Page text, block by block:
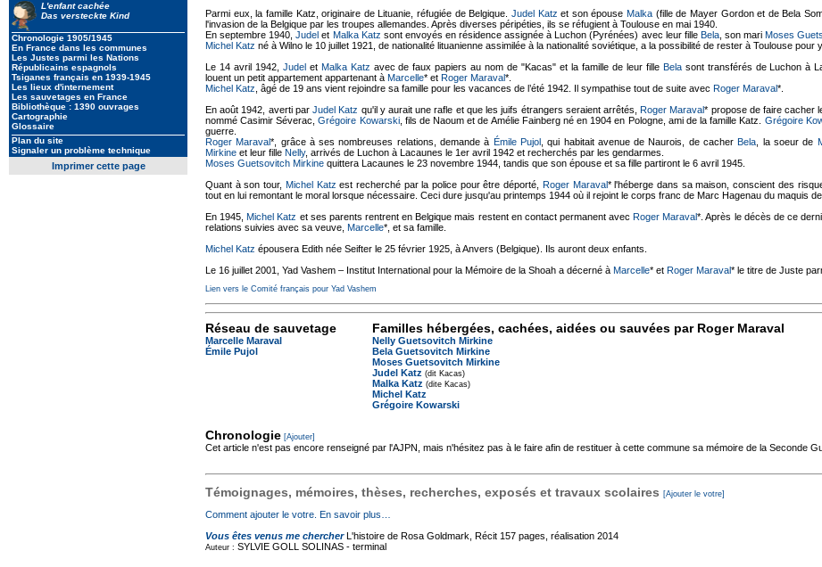
L'enfant cachée
Das versteckte Kind
Chronologie 1905/1945
En France dans les communes
Les Justes parmi les Nations
Républicains espagnols
Tsiganes français en 1939-1945
Les lieux d'internement
Les sauvetages en France
Bibliothèque : 1390 ouvrages
Cartographie
Glossaire
Plan du site
Signaler un problème technique
Imprimer cette page
Parmi eux, la famille Katz, originaire de Lituanie, réfugiée de Belgique. Judel Katz et son épouse Malka (fille de Mayer Gordon et de Bela
l'invasion de la Belgique par les troupes allemandes. Après diverses péripéties, ils se réfugient à Toulouse en mai 1940.
En septembre 1940,Judel et Malka Katz sont envoyés en résidence assignée à Luchon (Pyrénées) avec leur fille Bela, son mariMoses
Michel Katz né à Wilno le 10 juillet 1921, de nationalité lituanienne assimilée à la nationalité soviétique, a la possibilité de rester à Toulouse pour
Le 14 avril 1942, Judelet Malka Katz avec de faux papiers au nom de "Kacas" et la famille de leur fille Belasont transférés de Luchon à
louent un petit appartement appartenant à Marcelle* et Roger Maraval*.
Michel Katz , âgé de 19 ans vient rejoindre sa famille pour les vacances de l’été 1942. Il sympathise tout de suite avec Roger Maraval*.
En août 1942, averti parJudel Katz qu'il y aurait une rafle et que les juifs étrangers seraient arrêtés,Roger Maraval* propose de faire cacher
nommé Casimir Séverac,Grégoire Kowarski, fils de Naoum et de Amélie Fainberg né en 1904 en Pologne, ami de la famille Katz. Grégoire
guerre.
Roger Maraval*, grâce à ses nombreuses relations, demande à Émile Pujol, qui habitait avenue de Naurois, de cacherBela , la soeur de
Mirkine et leur fille Nelly, arrivés de Luchon à Lacaunes le 1er avril 1942 et recherchés par les gendarmes.
Moses Guetsovitch Mirkine quittera Lacaunes le 23 novembre 1944, tandis que son épouse et sa fille partiront le 6 avril 1945.
Quant à son tour, Michel Katz est recherché par la police pour être déporté, Roger Maraval* l'héberge dans sa maison, conscient des
tout en lui remontant le moral lorsque nécessaire. Ceci dure jusqu'au printemps 1944 où il rejoint le corps franc de Marc Hagenau du maquis de
En 1945,Michel Katz et ses parents rentrent en Belgique mais restent en contact permanent avecRoger Maraval*. Après le décès de ce
relations suivies avec sa veuve, Marcelle*, et sa famille.
Michel Katz épousera Edith née Seifter le 25 février 1925, à Anvers (Belgique). Ils auront deux enfants.
Le 16 juillet 2001, Yad Vashem – Institut International pour la Mémoire de la Shoah a décerné à Marcelle* et Roger Maraval* le titre de Juste
Lien vers le Comité français pour Yad Vashem
Réseau de sauvetage
Marcelle Maraval
Émile Pujol
Familles hébergées, cachées, aidées ou sauvées par Roger Maraval
Nelly Guetsovitch Mirkine
Bela Guetsovitch Mirkine
Moses Guetsovitch Mirkine
Judel Katz (dit Kacas)
Malka Katz (dite Kacas)
Michel Katz
Grégoire Kowarski
Chronologie [Ajouter]
Cet article n'est pas encore renseigné par l'AJPN, mais n'hésitez pas à le faire afin de restituer à cette commune sa mémoire de la Seconde
Témoignages, mémoires, thèses, recherches, exposés et travaux scolaires [Ajouter le votre]
Comment ajouter le votre. En savoir plus…
Vous êtes venus me chercherL'histoire de Rosa Goldmark, Récit 157 pages, réalisation 2014
Auteur : SYLVIE GOLL SOLINAS - terminal